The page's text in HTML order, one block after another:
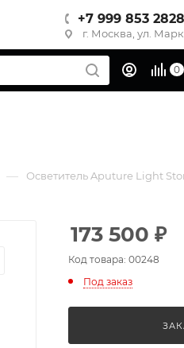
+7 999 853 2828
г. Москва, ул.
0
— Осветитель Aputure Light
173 500 ₽
Код товара: 00248
Под заказ